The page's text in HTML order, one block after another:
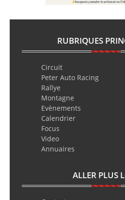
RUBRIQUES
Circuit
Peter Auto Racing
Rallye
Montagne
Evènements
Calendrier
Focus
Video
Annuaires
ALLER PLUS